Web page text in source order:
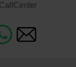
CallCenter